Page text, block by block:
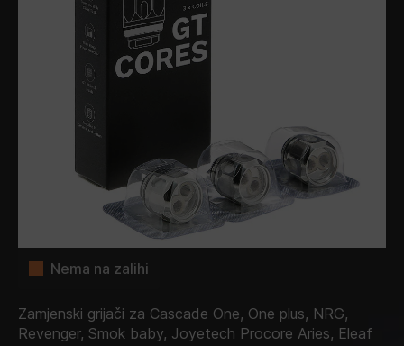
Nema na zalihi
Zamjenski grijači za Cascade One, One plus, NRG,
Revenger, Smok baby, Joyetech Procore Aries, Eleaf